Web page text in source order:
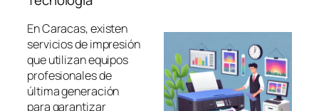
En Caracas, existen
servicios de impresión
que utilizan equipos
profesionales de
última generación
para garantizar